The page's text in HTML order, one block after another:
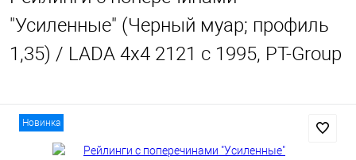
"Усиленные" (Черный муар; профиль
1,35) / LADA 4x4 2121 c 1995, PT-Group
Новинка